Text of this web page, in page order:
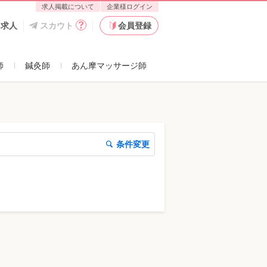
求人掲載について 企業様ログイン
人 スカウト 会員登録
鍼灸師 あん摩マッサージ師
条件変更